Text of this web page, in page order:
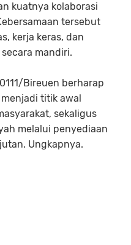
kuatnya kolaborasi
tersebut
kerja keras, dan
mandiri.
Bireuen berharap
titik awal
sekaligus
melalui penyediaan
Ungkapnya.